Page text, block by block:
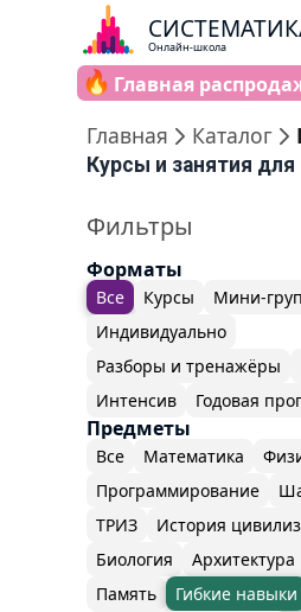
Онлайн-школа
🔥 Главная
Главная Каталог
Курсы и занятия
Фильтры
Форматы
Все Курсы
Мини-
Индивидуально
Разборы и тренажёры
Интенсив
Годовая
Предметы
Все Математика
Программирование
ТРИЗ
История
Биология
Память
Гибкие навыки